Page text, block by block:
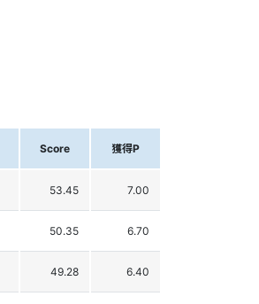
Score 獲得P
53.45 7.00
50.35 6.70
49.28 6.40